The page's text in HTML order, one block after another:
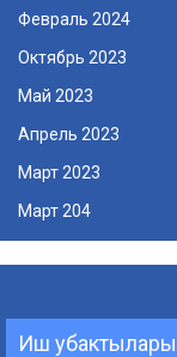
Февраль 2024
Октябрь 2023
Май 2023
Апрель 2023
Март 2023
Март 204
Иш убактылары